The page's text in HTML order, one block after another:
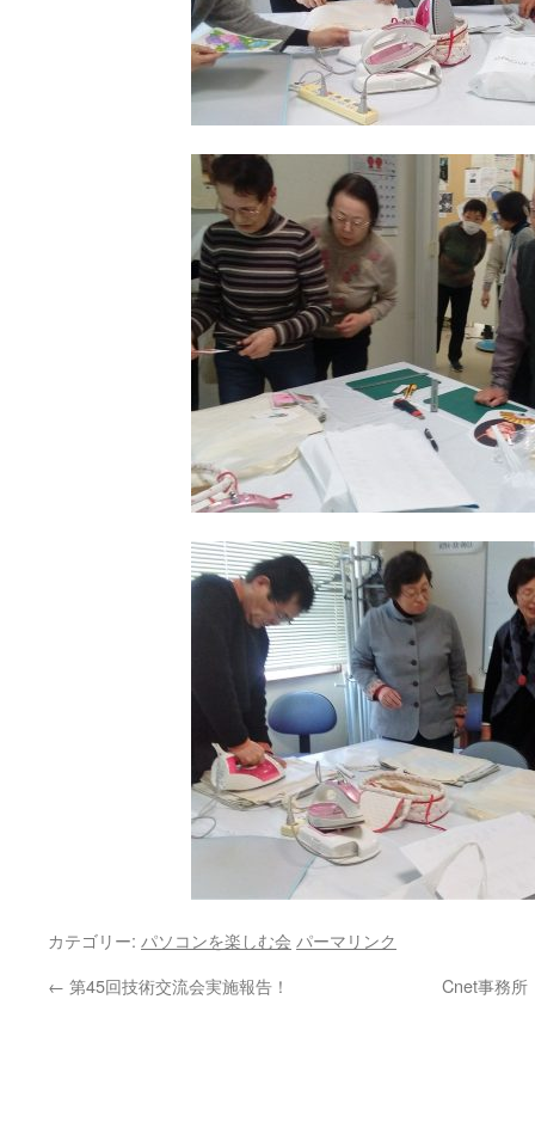
カテゴリー: パソコンを楽しむ会 パーマリンク
← 第45回技術交流会実施報告！ Cnet事務